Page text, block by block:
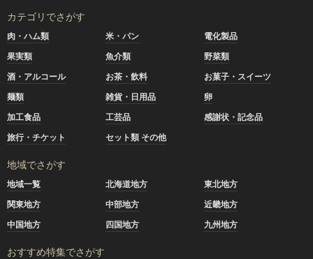
カテゴリでさがす
肉・ハム類 米・パン
電化製品
果実類
魚介類
野菜類
酒・アルコール
お茶・飲料
お菓子・スイーツ
麺類
雑貨・日用品
卵
加工食品
工芸品
感謝状・記念品
旅行・チケット
セット類 その他
地域でさがす
地域一覧 北海道地方
東北地方
関東地方
中部地方
近畿地方
中国地方
四国地方 九州地方
おすすめ特集でさがす